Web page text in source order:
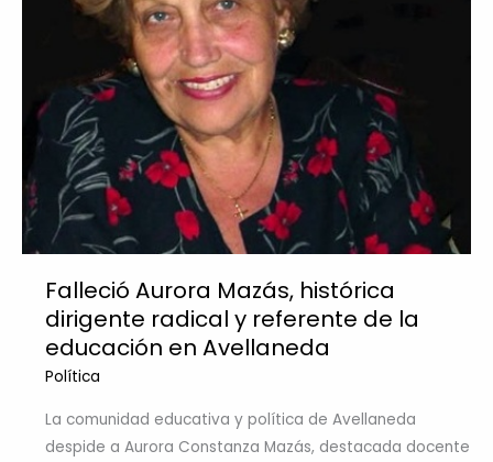
Falleció Aurora Mazás, histórica
dirigente radical y referente de la
educación en Avellaneda
Política
La comunidad educativa y política de Avellaneda
despide a Aurora Constanza Mazás, destacada docente